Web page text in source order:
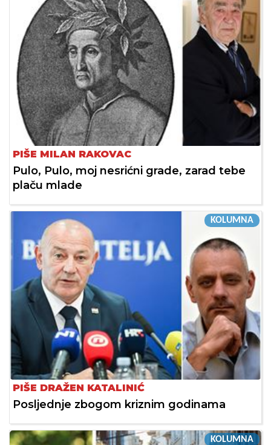
PIŠE MILAN RAKOVAC
Pulo, Pulo, moj nesrićni grade, zarad tebe
plaču mlade
KOLUMNA
PIŠE DRAŽEN KATALINIĆ
Posljednje zbogom kriznim godinama
KOLUMNA